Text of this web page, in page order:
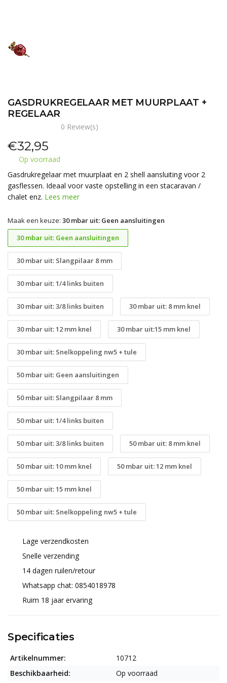
GASDRUKREGELAAR MET MUURPLAAT +
REGELAAR
0 Review(s)
€32,95
Op voorraad
Gasdrukregelaar met muurplaat en 2 shell aansluiting voor 2
gasflessen. Ideaal voor vaste opstelling in een stacaravan /
chalet enz. Lees meer
Maak een keuze: 30 mbar uit: Geen aansluitingen
30 mbar uit: Geen aansluitingen
30 mbar uit: Slangpilaar 8 mm
30 mbar uit: 1/4 links buiten
30 mbar uit: 3/8 links buiten 30 mbar uit: 8 mm knel
30 mbar uit: 12 mm knel 30 mbar uit:15 mm knel
30 mbar uit: Snelkoppeling nw5 + tule
50 mbar uit: Geen aansluitingen
50 mbar uit: Slangpilaar 8 mm
50 mbar uit: 1/4 links buiten
50 mbar uit: 3/8 links buiten 50 mbar uit: 8 mm knel
50 mbar uit: 10 mm knel 50 mbar uit: 12 mm knel
50 mbar uit: 15 mm knel
50 mbar uit: Snelkoppeling nw5 + tule
Lage verzendkosten
Snelle verzending
14 dagen ruilen/retour
Whatsapp chat: 0854018978
Ruim 18 jaar ervaring
Specificaties
Artikelnummer:
10712
Beschikbaarheid:
Op voorraad